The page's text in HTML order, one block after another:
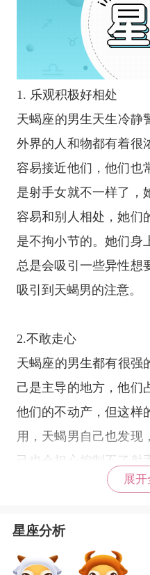
1. 乐观积极好相处
天蝎座的男生天生冷静
外界的人和物都有着很
容易接近他们，他们也
是射手女就不一样了，
容易和别人相处，她们
是不拘小节的。她们身
总是会吸引一些异性想
吸引到天蝎男的注意。
2.不敢走心
天蝎座的男生都有很强
己是主导的地方，他们
他们的不动产，但这样
用，天蝎男自己也发现
己也会担心控制不了射
一开始也不敢走心的感
3. 征服的欲望
射手女活泼乐天，情绪
展
星座分析